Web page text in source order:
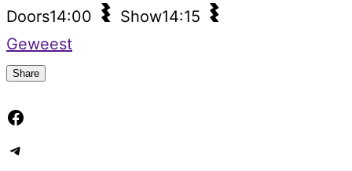
Doors14:00 Show14:15
Geweest
Share